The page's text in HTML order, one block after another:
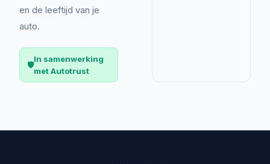
en de leeftijd van je
auto.
🛡️
In samenwerking
met Autotrust